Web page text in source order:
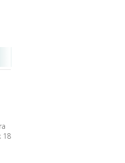
18